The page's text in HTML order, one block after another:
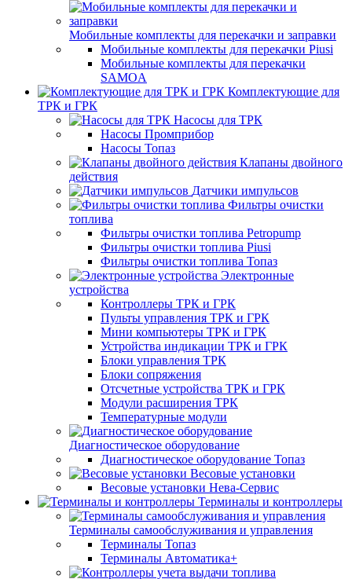
Мобильные комплекты для перекачки и заправки
Мобильные комплекты для перекачки Piusi
Мобильные комплекты для перекачки
SAMOA
Комплектующие для
ТРК и ГРК
Насосы для ТРК
Насосы Промприбор
Насосы Топаз
Клапаны двойного
действия
Датчики импульсов
Фильтры очистки
топлива
Фильтры очистки топлива Petropump
Фильтры очистки топлива Piusi
Фильтры очистки топлива Топаз
Электронные
устройства
Контроллеры ТРК и ГРК
Пульты управления ТРК и ГРК
Мини компьютеры ТРК и ГРК
Устройства индикации ТРК и ГРК
Блоки управления ТРК
Блоки сопряжения
Отсчетные устройства ТРК и ГРК
Модули расширения ТРК
Температурные модули
Диагностическое оборудование
Диагностическое оборудование Топаз
Весовые установки
Весовые установки Нева-Сервис
Терминалы и контроллеры
Терминалы самообслуживания и управления
Терминалы Топаз
Терминалы Автоматика+